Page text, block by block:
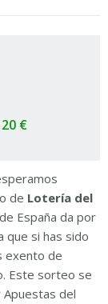
€
de Lotería del
España da por
que si has sido
exento de
Este sorteo se
del